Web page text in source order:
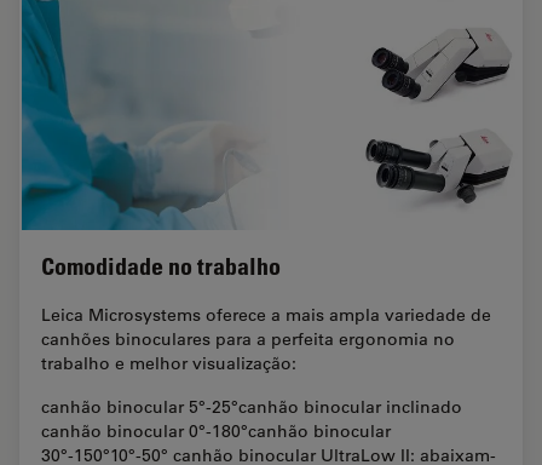
Comodidade no trabalho
Leica Microsystems oferece a mais ampla variedade de
canhões binoculares para a perfeita ergonomia no
trabalho e melhor visualização:
canhão binocular 5°-25°canhão binocular inclinado
canhão binocular 0°-180°canhão binocular
30°-150°10°-50° canhão binocular UltraLow II: abaixam-